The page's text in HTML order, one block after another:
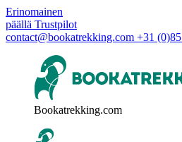
Erinomainen
päällä Trustpilot
contact@bookatrekking.com +31
Bookatrekking.com